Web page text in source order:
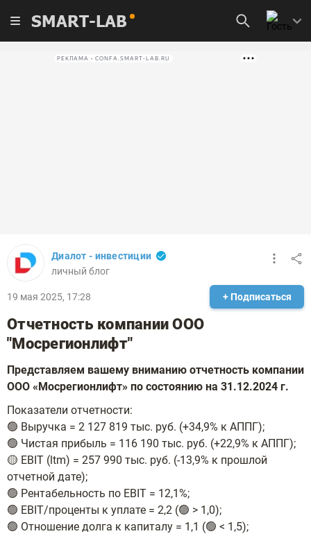
SMART-LAB
РЕКЛАМА • CONFA.SMART-LAB.RU
Диалот - инвестиции
личный блог
19 мая 2025, 17:28 + Подписаться
Отчетность компании ООО
"Мосрегионлифт"
Представляем вашему вниманию отчетность компании
ООО «Мосрегионлифт» по состоянию на 31.12.2024 г.
Показатели отчетности:
🟢 Выручка = 2 127 819 тыс. руб. (+34,9% к АППГ);
🟢 Чистая прибыль = 116 190 тыс. руб. (+22,9% к АППГ);
🟡 EBIT (ltm) = 257 990 тыс. руб. (-13,9% к прошлой
отчетной дате);
🟢 Рентабельность по EBIT = 12,1%;
🟢 EBIT/проценты к уплате = 2,2 (🟢 > 1,0);
🟢 Отношение долга к капиталу = 1,1 (🟢 < 1,5);